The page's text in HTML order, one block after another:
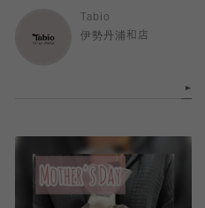
Tabio
伊勢丹浦和店